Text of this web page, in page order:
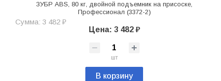
ЗУБР ABS, 80 кг, двойной подъемник на присоске,
Профессионал (3372-2)
Сумма: 3 482 ₽
Цена: 3 482 ₽
шт
В корзину